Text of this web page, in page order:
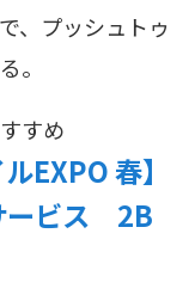
、プッシュトゥ
。
すめ
EXPO 春】
ービス 2B